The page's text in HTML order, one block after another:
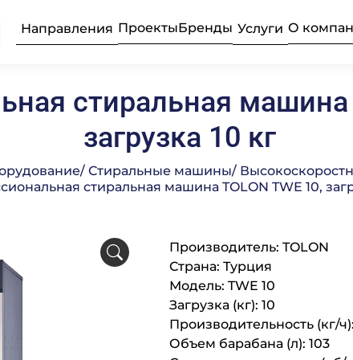
Направления ПроектыБренды Услуги О
прачечные
Подробнее
Подробнее
Химия
Подробнее
стиральная машина
загрузка 10 кг
/ Стиральные машины/
стиральная машина TOLON TWE 10,
Производитель: TOLON
Страна: Турция
Модель: TWE 10
Загрузка (кг): 10
Производительность (кг/
Объем барабана (л): 103